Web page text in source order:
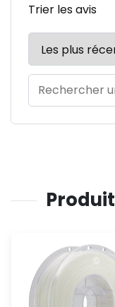
Trier les avis